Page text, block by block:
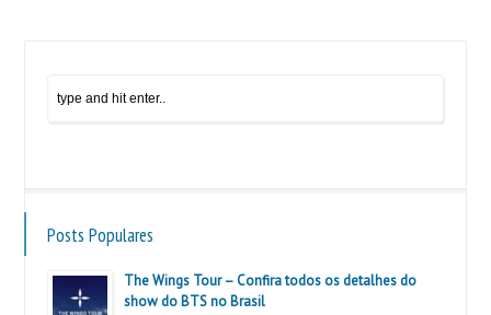
Posts Populares
The Wings Tour – Confira todos os detalhes do
show do BTS no Brasil